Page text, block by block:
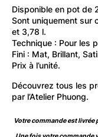
Disponible en pot de
Sont uniquement sur
et 3,78 l.
Technique : Pour les
Fini : Mat, Brillant,
Prix à l’unité.
Découvrez tous les
par l’Atelier Phuong.
Votre commande est livrée